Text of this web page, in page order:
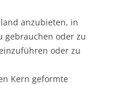
anzubieten, in
gebrauchen oder zu
oder zu
Kern geformte